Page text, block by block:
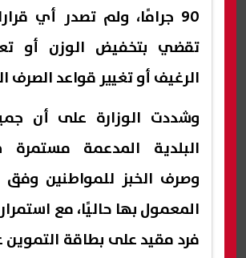
90 جرامًا، ولم تصدر أي
تقضي بتخفيض الوزن أو
الرغيف أو تغيير قواعد الصرف
وشددت الوزارة على أن
البلدية المدعمة مستمرة
وصرف الخبز للمواطنين وفق
المعمول بها حاليًا، مع
فرد مقيد على بطاقة